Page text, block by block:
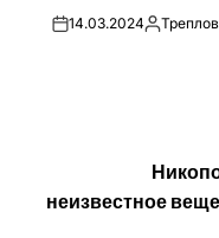
on14.03.2024
неизвестное